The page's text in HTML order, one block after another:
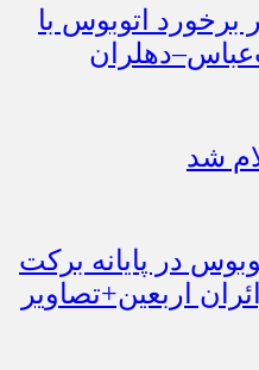
اتوبوس با
شد
اتوبوس در پایانه برکت
اربعین+تصاویر